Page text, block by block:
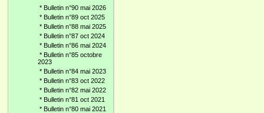
* Bulletin n°90 mai 2026
* Bulletin n°89 oct 2025
* Bulletin n°88 mai 2025
* Bulletin n°87 oct 2024
* Bulletin n°86 mai 2024
* Bulletin n°85 octobre
2023
* Bulletin n°84 mai 2023
* Bulletin n°83 oct 2022
* Bulletin n°82 mai 2022
* Bulletin n°81 oct 2021
* Bulletin n°80 mai 2021